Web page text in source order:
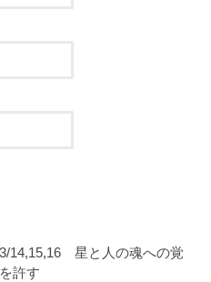
3/14,15,16 星と人の魂への覚
許す